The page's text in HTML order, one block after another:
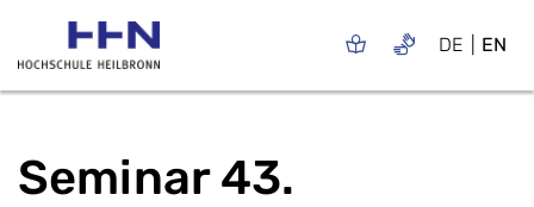
DE EN
Seminar 43.